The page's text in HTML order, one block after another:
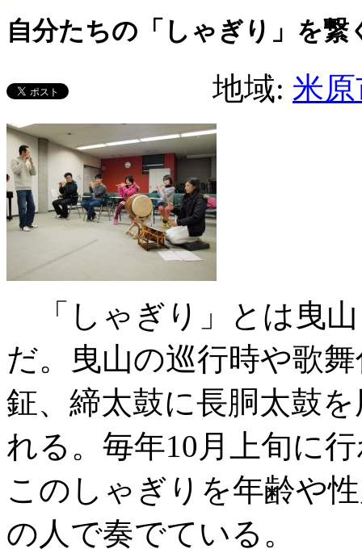
自分たちの「しゃぎり」を繋
地域: 米
「しゃぎり」とは曳
だ。曳山の巡行時や歌
鉦、締太鼓に長胴太鼓
れる。毎年10月上旬に
このしゃぎりを年齢や
の人で奏でている。